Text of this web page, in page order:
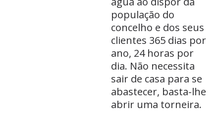
população do
concelho e dos seus
clientes 365 dias por
ano, 24 horas por
dia. Não necessita
sair de casa para se
abastecer, basta-lhe
abrir uma torneira.